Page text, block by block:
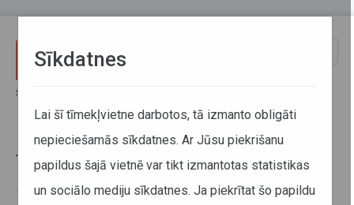
Sākums
Tabula informācijas sniegšanai
10. aprīlis 2017
Sīkdatnes
Lai šī tīmekļvietne darbotos, tā izmanto obligāti
nepieciešamās sīkdatnes. Ar Jūsu piekrišanu
papildus šajā vietnē var tikt izmantotas statistikas
un sociālo mediju sīkdatnes. Ja piekrītat šo papildu